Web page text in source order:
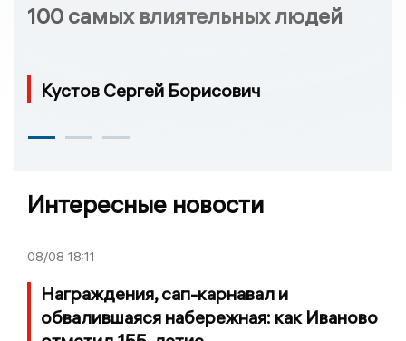
100 самых влиятельных людей
Кустов Сергей Борисович
Интересные новости
08/08 18:11
Награждения, сап-карнавал и
обвалившаяся набережная: как Иваново